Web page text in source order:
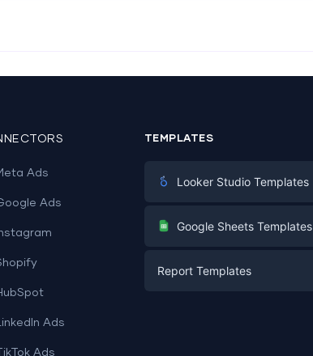
Ads
Ads
Ads
TikTok Ads
TEMPLATES
Looker Studio Templates
Digital Marketing
PPC
Google Sheets Templates
Report Templates